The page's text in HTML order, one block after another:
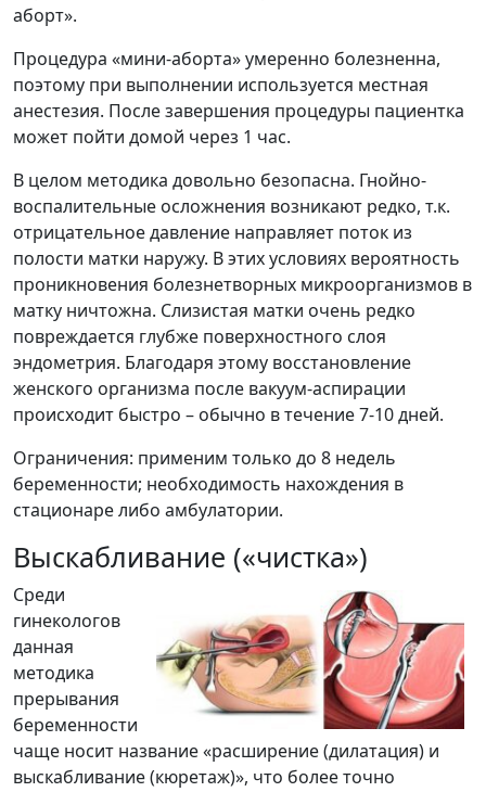
аборт».
Процедура «мини-аборта» умеренно болезненна,
поэтому при выполнении используется местная
анестезия. После завершения процедуры пациентка
может пойти домой через 1 час.
В целом методика довольно безопасна. Гнойно-
воспалительные осложнения возникают редко, т.к.
отрицательное давление направляет поток из
полости матки наружу. В этих условиях вероятность
проникновения болезнетворных микроорганизмов в
матку ничтожна. Слизистая матки очень редко
повреждается глубже поверхностного слоя
эндометрия. Благодаря этому восстановление
женского организма после вакуум-аспирации
происходит быстро – обычно в течение 7-10 дней.
Ограничения: применим только до 8 недель
беременности; необходимость нахождения в
стационаре либо амбулатории.
Выскабливание («чистка»)
Среди
гинекологов
данная
методика
прерывания
беременности
чаще носит название «расширение (дилатация) и
выскабливание (кюретаж)», что более точно